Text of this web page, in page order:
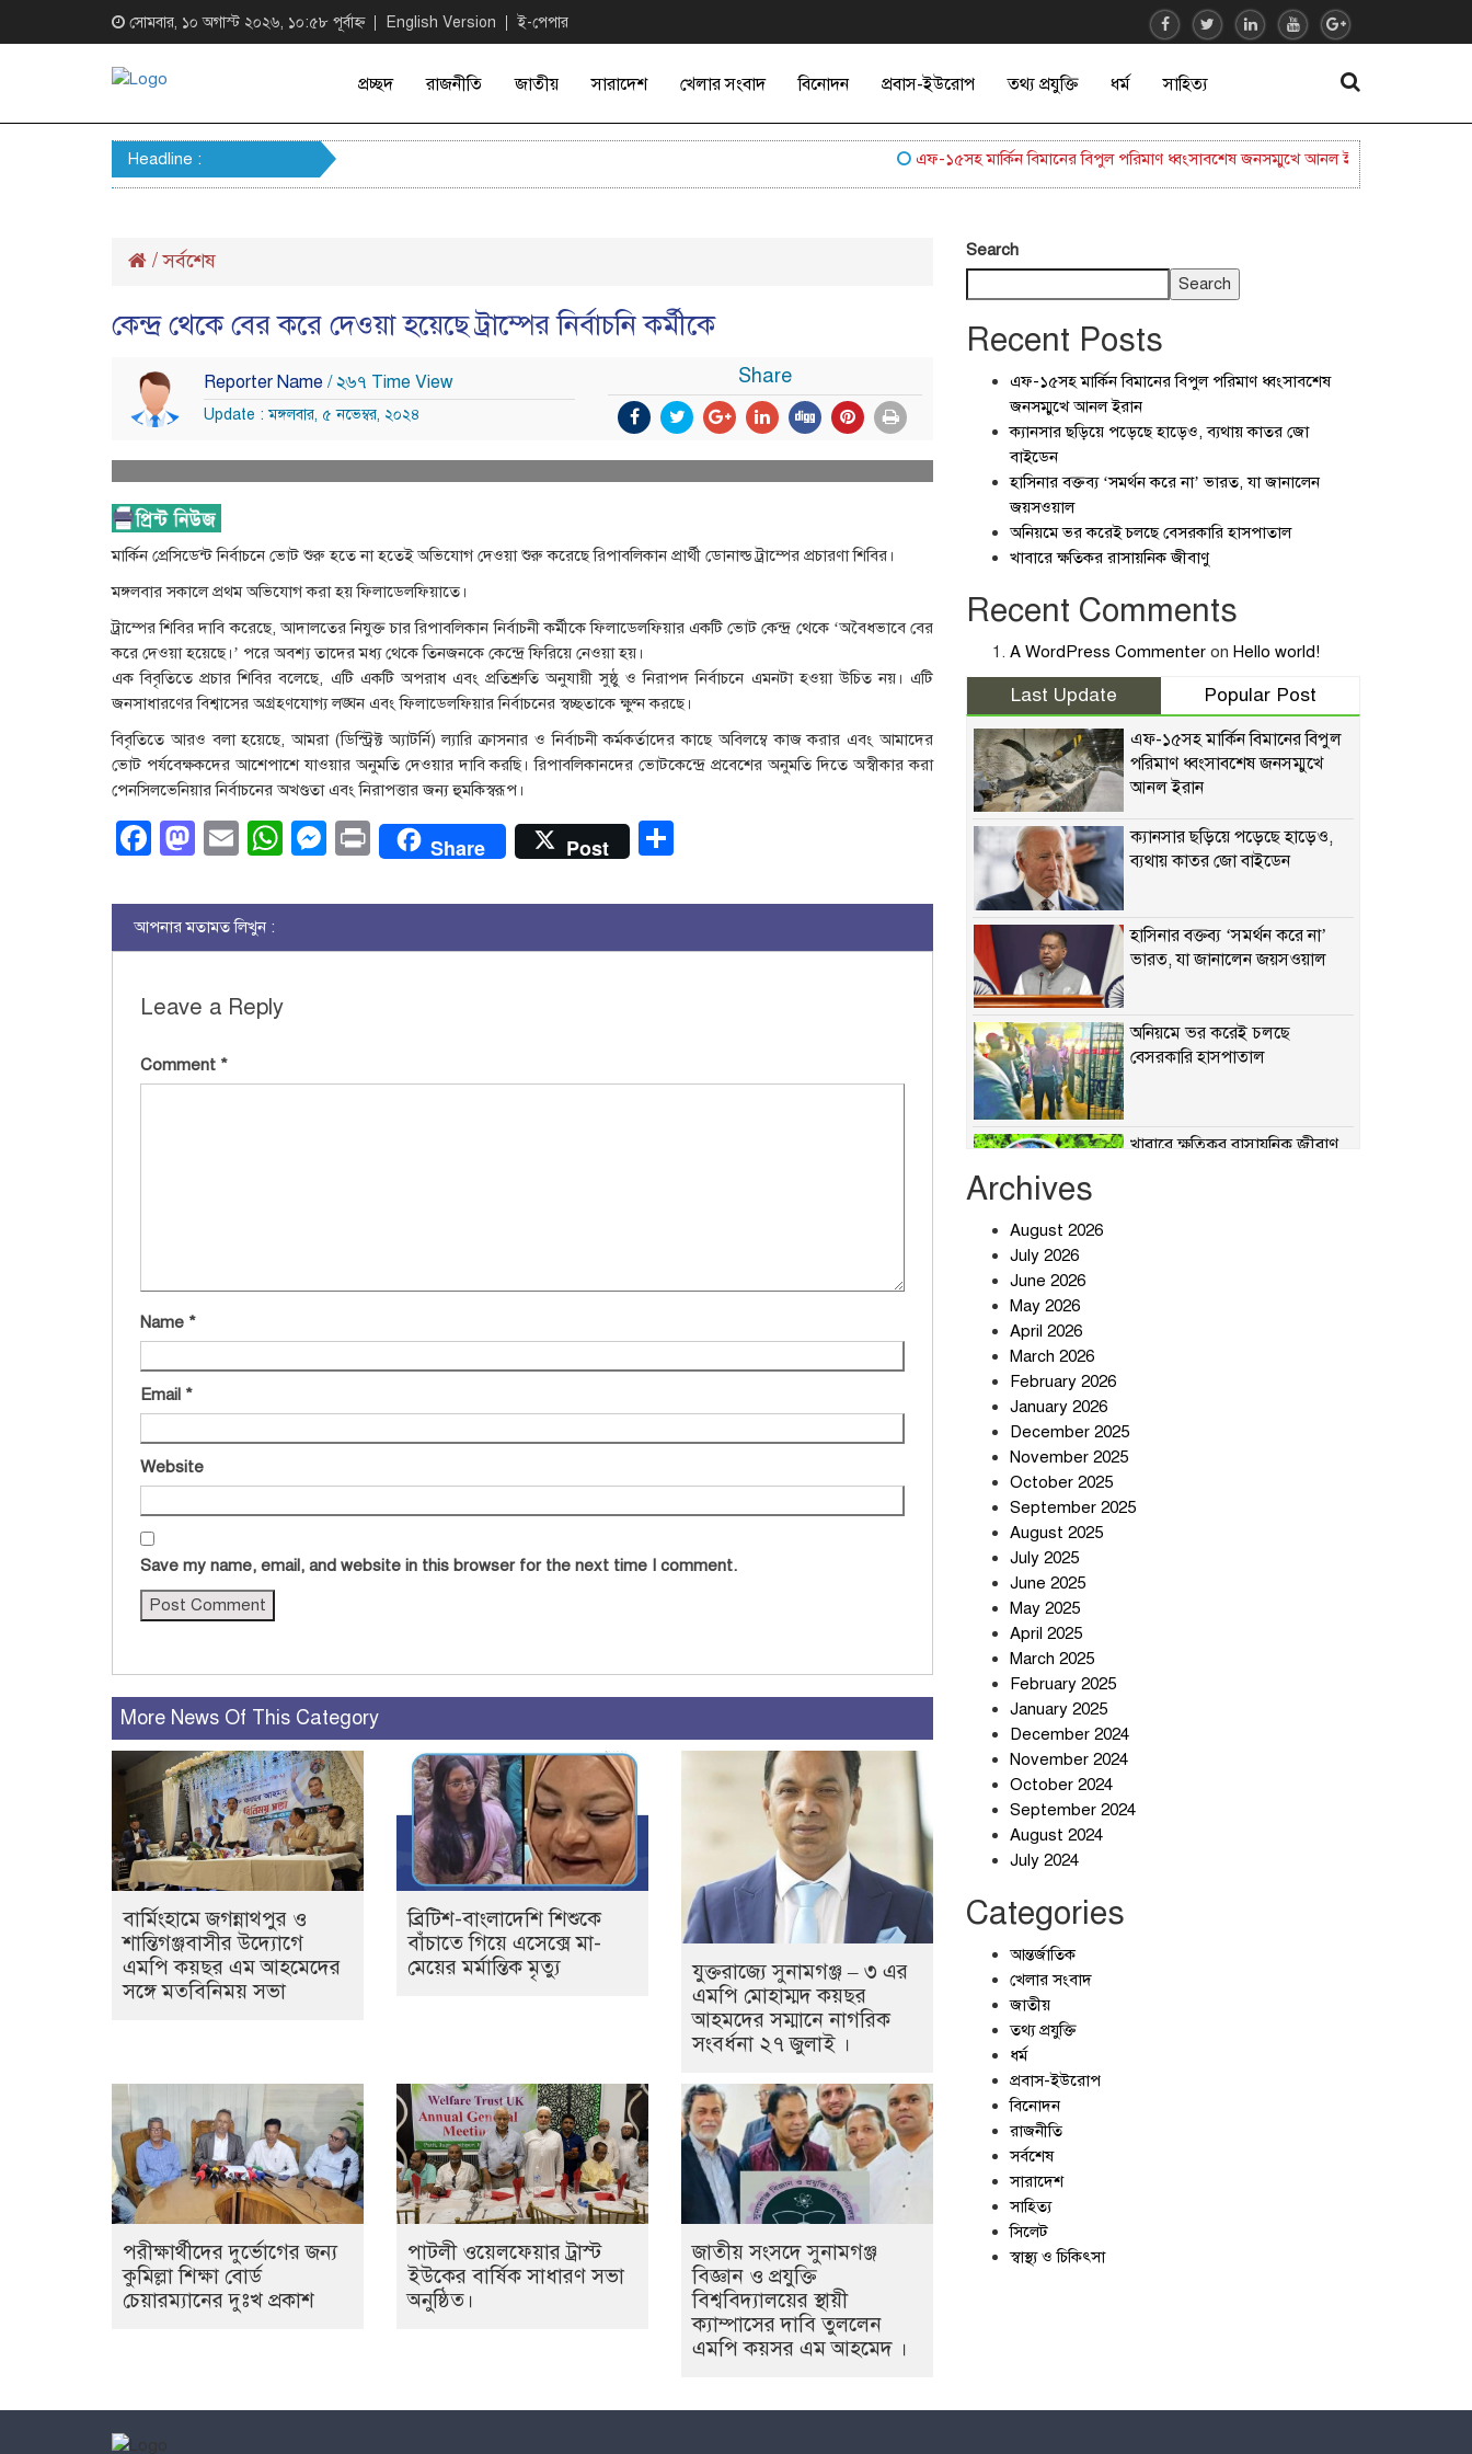
সোমবার, ১০ অগাস্ট ২০২৬, ১০:৫৮ পূর্বাহ্ন English Version ই-পেপার
প্রচ্ছদ রাজনীতি জাতীয় সারাদেশ খেলার সংবাদ বিনোদন প্রবাস-ইউরোপ তথ্য প্রযুক্তি ধর্ম সাহিত্য
Headline : এফ-১৫সহ মার্কিন বিমানের বিপুল পরিমাণ ধ্বংসাবশেষ জনসম্মুখে আনল ইরান
/সর্বশেষ
কেন্দ্র থেকে বের করে দেওয়া হয়েছে ট্রাম্পের নির্বাচনি কর্মীকে
Reporter Name / ২৬৭ Time View
Update : মঙ্গলবার, ৫ নভেম্বর, ২০২৪
Share
মার্কিন প্রেসিডেন্ট নির্বাচনে ভোট শুরু হতে না হতেই অভিযোগ দেওয়া শুরু করেছে রিপাবলিকান প্রার্থী ডোনাল্ড ট্রাম্পের প্রচারণা শিবির।
মঙ্গলবার সকালে প্রথম অভিযোগ করা হয় ফিলাডেলফিয়াতে।
ট্রাম্পের শিবির দাবি করেছে, আদালতের নিযুক্ত চার রিপাবলিকান নির্বাচনী কর্মীকে ফিলাডেলফিয়ার একটি ভোট কেন্দ্র থেকে ‘অবৈধভাবে বের
করে দেওয়া হয়েছে।’ পরে অবশ্য তাদের মধ্য থেকে তিনজনকে কেন্দ্রে ফিরিয়ে নেওয়া হয়।
এক বিবৃতিতে প্রচার শিবির বলেছে, এটি একটি অপরাধ এবং প্রতিশ্রুতি অনুযায়ী সুষ্ঠু ও নিরাপদ নির্বাচনে এমনটা হওয়া উচিত নয়। এটি
জনসাধারণের বিশ্বাসের অগ্রহণযোগ্য লঙ্ঘন এবং ফিলাডেলফিয়ার নির্বাচনের স্বচ্ছতাকে ক্ষুণ্ন করছে।
বিবৃতিতে আরও বলা হয়েছে, আমরা (ডিস্ট্রিক্ট অ্যাটর্নি) ল্যারি ক্রাসনার ও নির্বাচনী কর্মকর্তাদের কাছে অবিলম্বে কাজ করার এবং আমাদের
ভোট পর্যবেক্ষকদের আশেপাশে যাওয়ার অনুমতি দেওয়ার দাবি করছি। রিপাবলিকানদের ভোটকেন্দ্রে প্রবেশের অনুমতি দিতে অস্বীকার করা
পেনসিলভেনিয়ার নির্বাচনের অখণ্ডতা এবং নিরাপত্তার জন্য হুমকিস্বরূপ।
Facebook
Mastodon
EmailWhatsApp
Messenger
PrintShare Post
আপনার মতামত লিখুন :
Leave a Reply
Comment *
Name *
Email *
Website
Save my name, email, and website in this browser for the next time I comment.
More News Of This Category
বার্মিংহামে জগন্নাথপুর ও
শান্তিগঞ্জবাসীর উদ্যোগে
এমপি কয়ছর এম আহমেদের
সঙ্গে মতবিনিময় সভা
ব্রিটিশ-বাংলাদেশি শিশুকে
বাঁচাতে গিয়ে এসেক্সে মা-
মেয়ের মর্মান্তিক মৃত্যু
যুক্তরাজ্যে সুনামগঞ্জ – ৩ এর
এমপি মোহাম্মদ কয়ছর
আহমদের সম্মানে নাগরিক
সংবর্ধনা ২৭ জুলাই ।
পরীক্ষার্থীদের দুর্ভোগের জন্য
কুমিল্লা শিক্ষা বোর্ড
চেয়ারম্যানের দুঃখ প্রকাশ
পাটলী ওয়েলফেয়ার ট্রাস্ট
ইউকের বার্ষিক সাধারণ সভা
অনুষ্ঠিত।
জাতীয় সংসদে সুনামগঞ্জ
বিজ্ঞান ও প্রযুক্তি
বিশ্ববিদ্যালয়ের স্থায়ী
ক্যাম্পাসের দাবি তুললেন
এমপি কয়সর এম আহমেদ ।
Search
Search
Recent Posts
এফ-১৫সহ মার্কিন বিমানের বিপুল পরিমাণ ধ্বংসাবশেষ
জনসম্মুখে আনল ইরান
ক্যানসার ছড়িয়ে পড়েছে হাড়েও, ব্যথায় কাতর জো
বাইডেন
হাসিনার বক্তব্য ‘সমর্থন করে না’ ভারত, যা জানালেন
জয়সওয়াল
অনিয়মে ভর করেই চলছে বেসরকারি হাসপাতাল
খাবারে ক্ষতিকর রাসায়নিক জীবাণু
Recent Comments
A WordPress Commenter on Hello world!
Last Update Popular Post
এফ-১৫সহ মার্কিন বিমানের বিপুল
পরিমাণ ধ্বংসাবশেষ জনসম্মুখে
আনল ইরান
ক্যানসার ছড়িয়ে পড়েছে হাড়েও,
ব্যথায় কাতর জো বাইডেন
হাসিনার বক্তব্য ‘সমর্থন করে না’
ভারত, যা জানালেন জয়সওয়াল
অনিয়মে ভর করেই চলছে
বেসরকারি হাসপাতাল
খাবারে ক্ষতিকর রাসায়নিক জীবাণু
Archives
August 2026
July 2026
June 2026
May 2026
April 2026
March 2026
February 2026
January 2026
December 2025
November 2025
October 2025
September 2025
August 2025
July 2025
June 2025
May 2025
April 2025
March 2025
February 2025
January 2025
December 2024
November 2024
October 2024
September 2024
August 2024
July 2024
Categories
আন্তর্জাতিক
খেলার সংবাদ
জাতীয়
তথ্য প্রযুক্তি
ধর্ম
প্রবাস-ইউরোপ
বিনোদন
রাজনীতি
সর্বশেষ
সারাদেশ
সাহিত্য
সিলেট
স্বাস্থ্য ও চিকিৎসা